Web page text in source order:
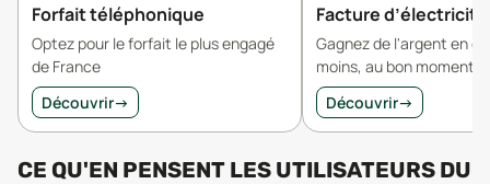
Forfait téléphonique
Optez pour le forfait le plus engagé
de France
Découvrir→
Facture d’électricité
Gagnez de l'argent en
moins, au bon moment.
Découvrir→
CE QU'EN PENSENT LES UTILISATEURS DU